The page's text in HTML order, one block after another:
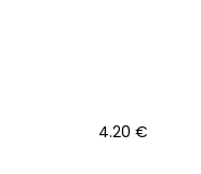
4.20 €